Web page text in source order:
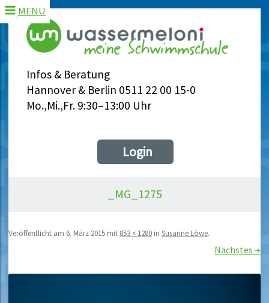
Infos & Beratung
Hannover & Berlin 0511 22 00 15-0
Mo.,Mi.,Fr. 9:30–13:00 Uhr
MENU
Login
_MG_1275
Veröffentlicht am 6. März 2015 mit 853 × 1280 in Susanne Löwe.
Nächstes →